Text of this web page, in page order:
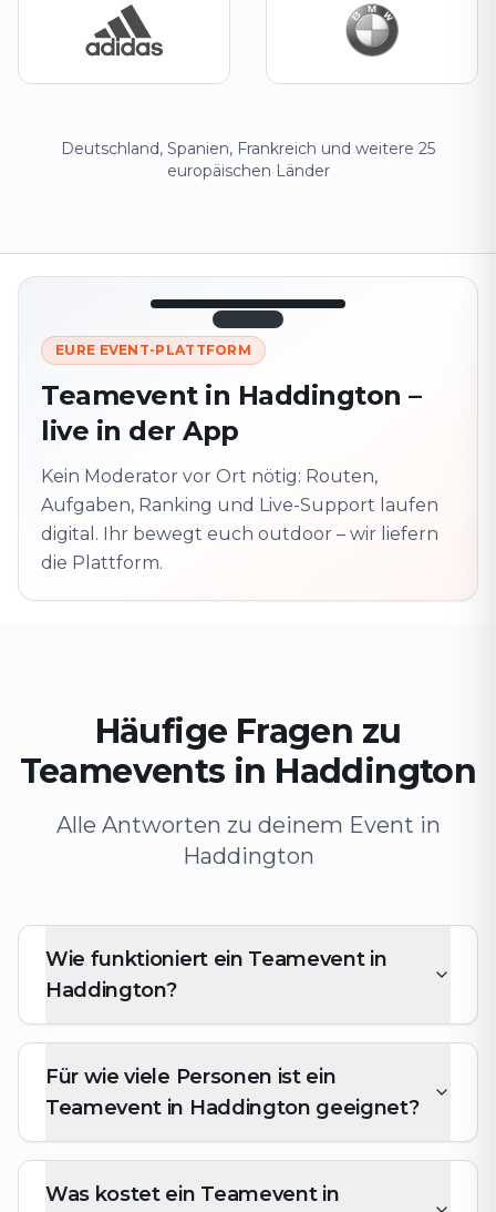
Deutschland, Spanien, Frankreich und weitere 25
europäischen Länder
LIVE 12:45
Nächster
Punkt
320 m ·
zusammen
Vor Ort? QR-Code
Schaltet die nächste
EURE EVENT-PLATTFORM
Teamevent in Haddington –
live in der App
Kein Moderator vor Ort nötig: Routen,
Aufgaben, Ranking und Live-Support laufen
digital. Ihr bewegt euch outdoor – wir liefern
die Plattform.
Häufige Fragen zu
Teamevents in Haddington
Alle Antworten zu deinem Event in
Haddington
Wie funktioniert ein Teamevent in
Haddington?
Für wie viele Personen ist ein
Teamevent in Haddington geeignet?
Was kostet ein Teamevent in